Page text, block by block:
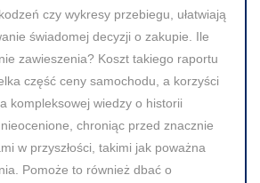
czy wykresy przebiegu, ułatwiają
świadomej decyzji o zakupie. Ile
zawieszenia? Koszt takiego raportu
część ceny samochodu, a korzyści
kompleksowej wiedzy o historii
chroniąc przed znacznie
w przyszłości, takimi jak poważna
Pomoże to również dbać o